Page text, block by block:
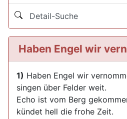
Detail-Suche
Haben Engel wir
1) Haben Engel wir
singen über Felder weit.
Echo ist vom Berg
kündet hell die frohe Zeit.